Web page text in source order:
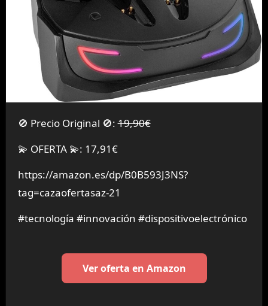
🚫 Precio Original 🚫:19,90€
💫 OFERTA 💫: 17,91€
https://amazon.es/dp/B0B593J3NS?
tag=cazaofertasaz-21
#tecnología #innovación #dispositivoelectrónico
Ver oferta en Amazon